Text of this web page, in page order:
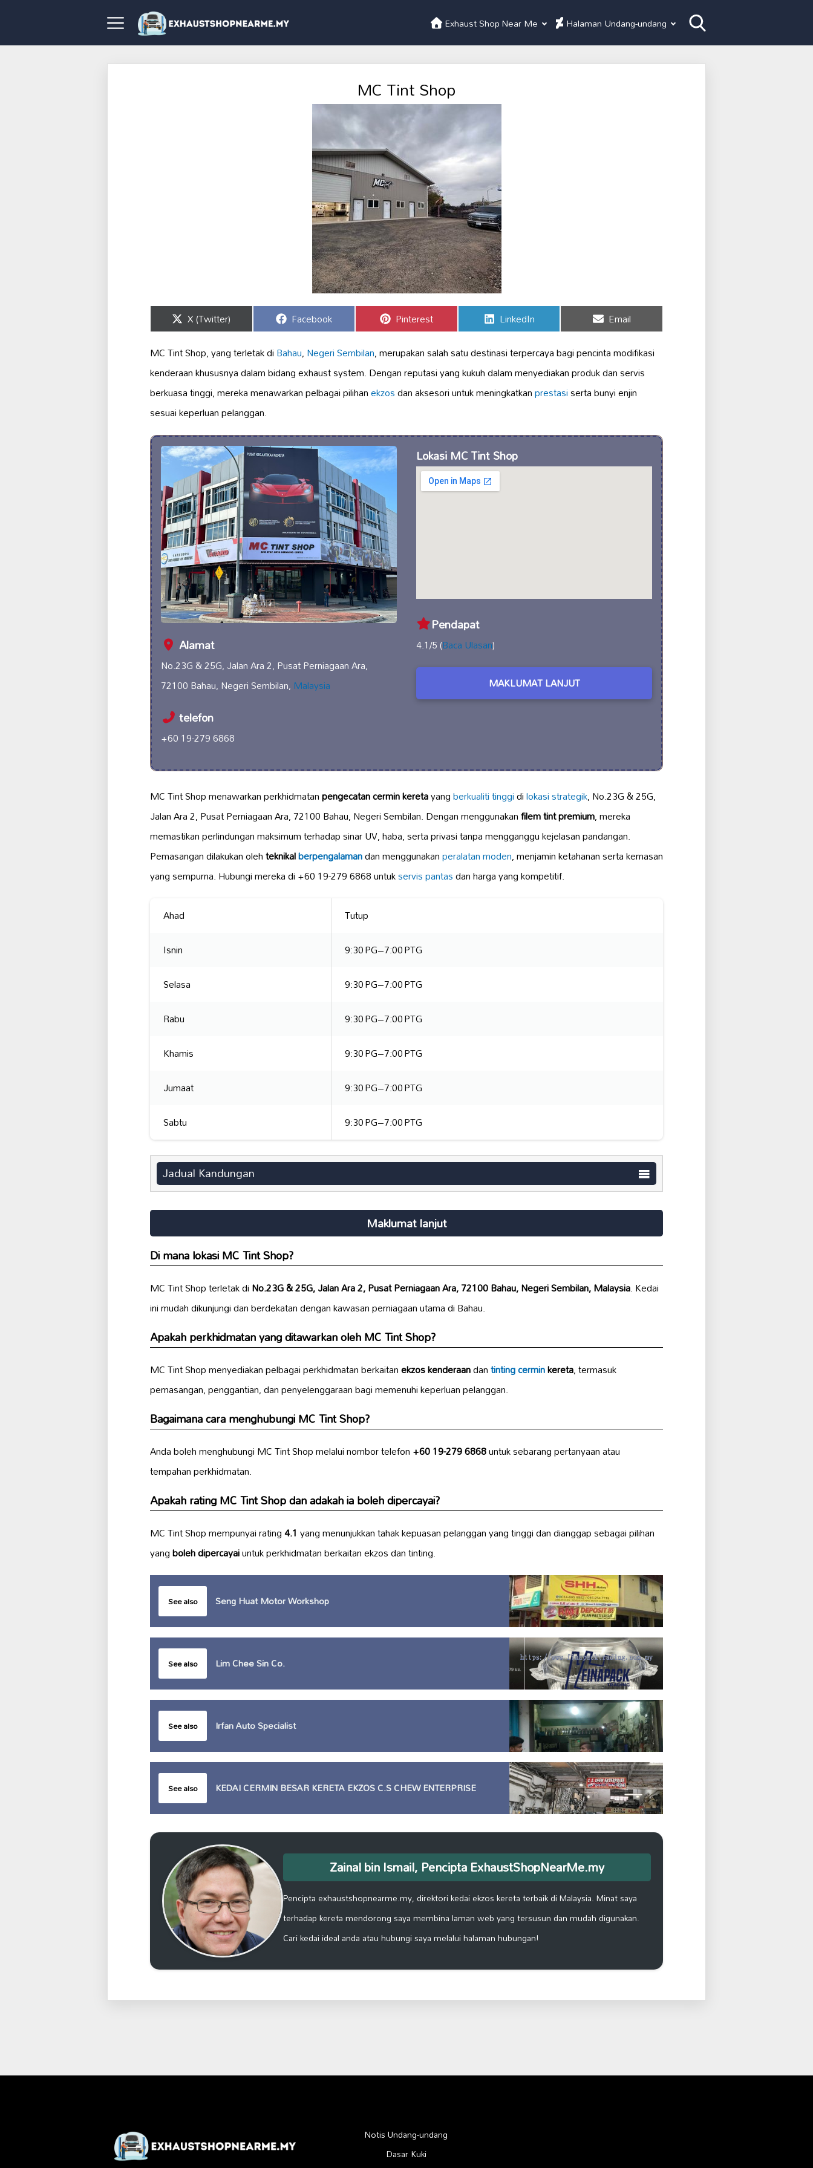
Exhaust Shop Near Me Halaman Undang-undang
MC Tint Shop
Share
on
X (Twitter) Share
on
Facebook Share
on
Pinterest Share
on
LinkedIn Share
on
Email
MC Tint Shop, yang terletak diBahau,Negeri Sembilan, merupakan salah satu destinasi terpercaya bagi pencinta modifikasi
kenderaan khususnya dalam bidang exhaust system. Dengan reputasi yang kukuh dalam menyediakan produk dan servis
berkuasa tinggi, mereka menawarkan pelbagai pilihanekzosdan aksesori untuk meningkatkanprestasiserta bunyi enjin
sesuai keperluan pelanggan.
Alamat
No.23G & 25G, Jalan Ara 2, Pusat Perniagaan Ara,
72100 Bahau, Negeri Sembilan,Malaysia
telefon
+60 19-279 6868
Lokasi MC Tint Shop
Pendapat
4.1/5 (Baca Ulasan)
MAKLUMAT LANJUT
MC Tint Shop menawarkan perkhidmatanpengecatan cermin keretayangberkualiti tinggidilokasi strategik, No.23G & 25G,
Jalan Ara 2, Pusat Perniagaan Ara, 72100 Bahau, Negeri Sembilan. Dengan menggunakanfilem tint premium, mereka
memastikan perlindungan maksimum terhadap sinar UV, haba, serta privasi tanpa mengganggu kejelasan pandangan.
Pemasangan dilakukan olehteknikalberpengalamandan menggunakanperalatan moden, menjamin ketahanan serta kemasan
yang sempurna. Hubungi mereka di +60 19-279 6868 untukservis pantasdan harga yang kompetitif.
Ahad
Tutup
Isnin
9:30 PG–7:00 PTG
Selasa
9:30 PG–7:00 PTG
Rabu
9:30 PG–7:00 PTG
Khamis
9:30 PG–7:00 PTG
Jumaat
9:30 PG–7:00 PTG
Sabtu
9:30 PG–7:00 PTG
Jadual Kandungan
Maklumat lanjut
Di mana lokasi MC Tint Shop?
MC Tint Shop terletak diNo.23G & 25G, Jalan Ara 2, Pusat Perniagaan Ara, 72100 Bahau, Negeri Sembilan, Malaysia. Kedai
ini mudah dikunjungi dan berdekatan dengan kawasan perniagaan utama di Bahau.
Apakah perkhidmatan yang ditawarkan oleh MC Tint Shop?
MC Tint Shop menyediakan pelbagai perkhidmatan berkaitanekzos kenderaandantinting cerminkereta, termasuk
pemasangan, penggantian, dan penyelenggaraan bagi memenuhi keperluan pelanggan.
Bagaimana cara menghubungi MC Tint Shop?
Anda boleh menghubungi MC Tint Shop melalui nombor telefon+60 19-279 6868untuk sebarang pertanyaan atau
tempahan perkhidmatan.
Apakah rating MC Tint Shop dan adakah ia boleh dipercayai?
MC Tint Shop mempunyai rating4.1 yang menunjukkan tahak kepuasan pelanggan yang tinggi dan dianggap sebagai pilihan
yangboleh dipercayaiuntuk perkhidmatan berkaitan ekzos dan tinting.
See also Seng Huat Motor Workshop
See also Lim Chee Sin Co.
See also Irfan Auto Specialist
See also KEDAI CERMIN BESAR KERETA EKZOS C.S CHEW ENTERPRISE
Zainal bin Ismail, Pencipta ExhaustShopNearMe.my
Pencipta exhaustshopnearme.my, direktori kedai ekzos kereta terbaik di Malaysia. Minat saya
terhadap kereta mendorong saya membina laman web yang tersusun dan mudah digunakan.
Cari kedai ideal anda atau hubungi saya melalui halaman hubungan!
Notis Undang-undang
Dasar Kuki